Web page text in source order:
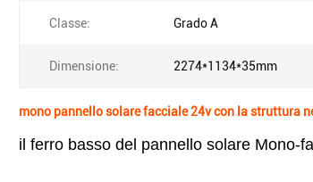
Classe: Grado A
Dimensione: 2274*1134*35mm
mono pannello solare facciale 24v con la struttura
il ferro basso del pannello solare Mono-